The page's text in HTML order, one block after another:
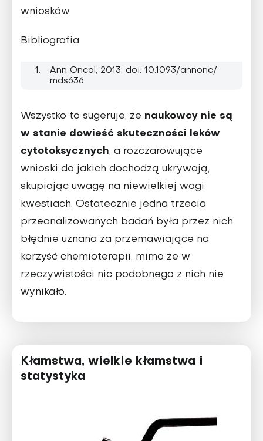
wniosków.
Bibliografia
Ann Oncol, 2013; doi: 10.1093/annonc/
mds636
Wszystko to sugeruje, że naukowcy nie są
w stanie dowieść skuteczności leków
cytotoksycznych, a rozczarowujące
wnioski do jakich dochodzą ukrywają,
skupiając uwagę na niewielkiej wagi
kwestiach. Ostatecznie jedna trzecia
przeanalizowanych badań była przez nich
błędnie uznana za przemawiające na
korzyść chemioterapii, mimo że w
rzeczywistości nic podobnego z nich nie
wynikało.
Kłamstwa, wielkie kłamstwa i
statystyka